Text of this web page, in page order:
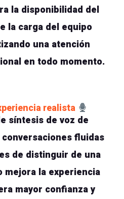
la disponibilidad del
la carga del equipo
una atención
en todo momento.
realista
síntesis de voz de
fluidas
de distinguir de una
mejora la experiencia
mayor confianza y